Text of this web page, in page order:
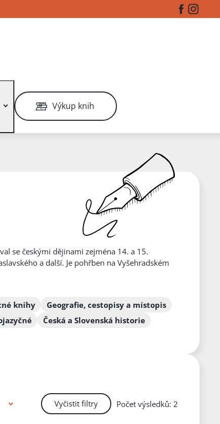
Facebook
Výkup knih
se českými dějinami zejména 14. a 15.
a další. Je pohřben na Vyšehradském
knihy
Geografie, cestopisy a místopis
Česká a Slovenská historie
Vyčistit filtry Počet výsledků: 2